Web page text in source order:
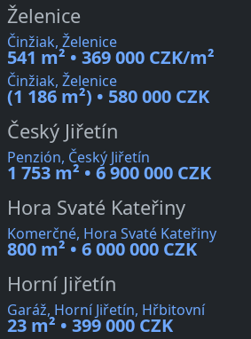
Želenice
Činžiak, Želenice
541 m² • 369 000 CZK/m²
Činžiak, Želenice
(1 186 m²) • 580 000 CZK
Český Jiřetín
Penzión, Český Jiřetín
1 753 m² • 6 900 000 CZK
Hora Svaté Kateřiny
Komerčné, Hora Svaté Kateřiny
800 m² • 6 000 000 CZK
Horní Jiřetín
Garáž, Horní Jiřetín, Hřbitovní
23 m² • 399 000 CZK